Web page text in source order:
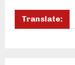
Translate: